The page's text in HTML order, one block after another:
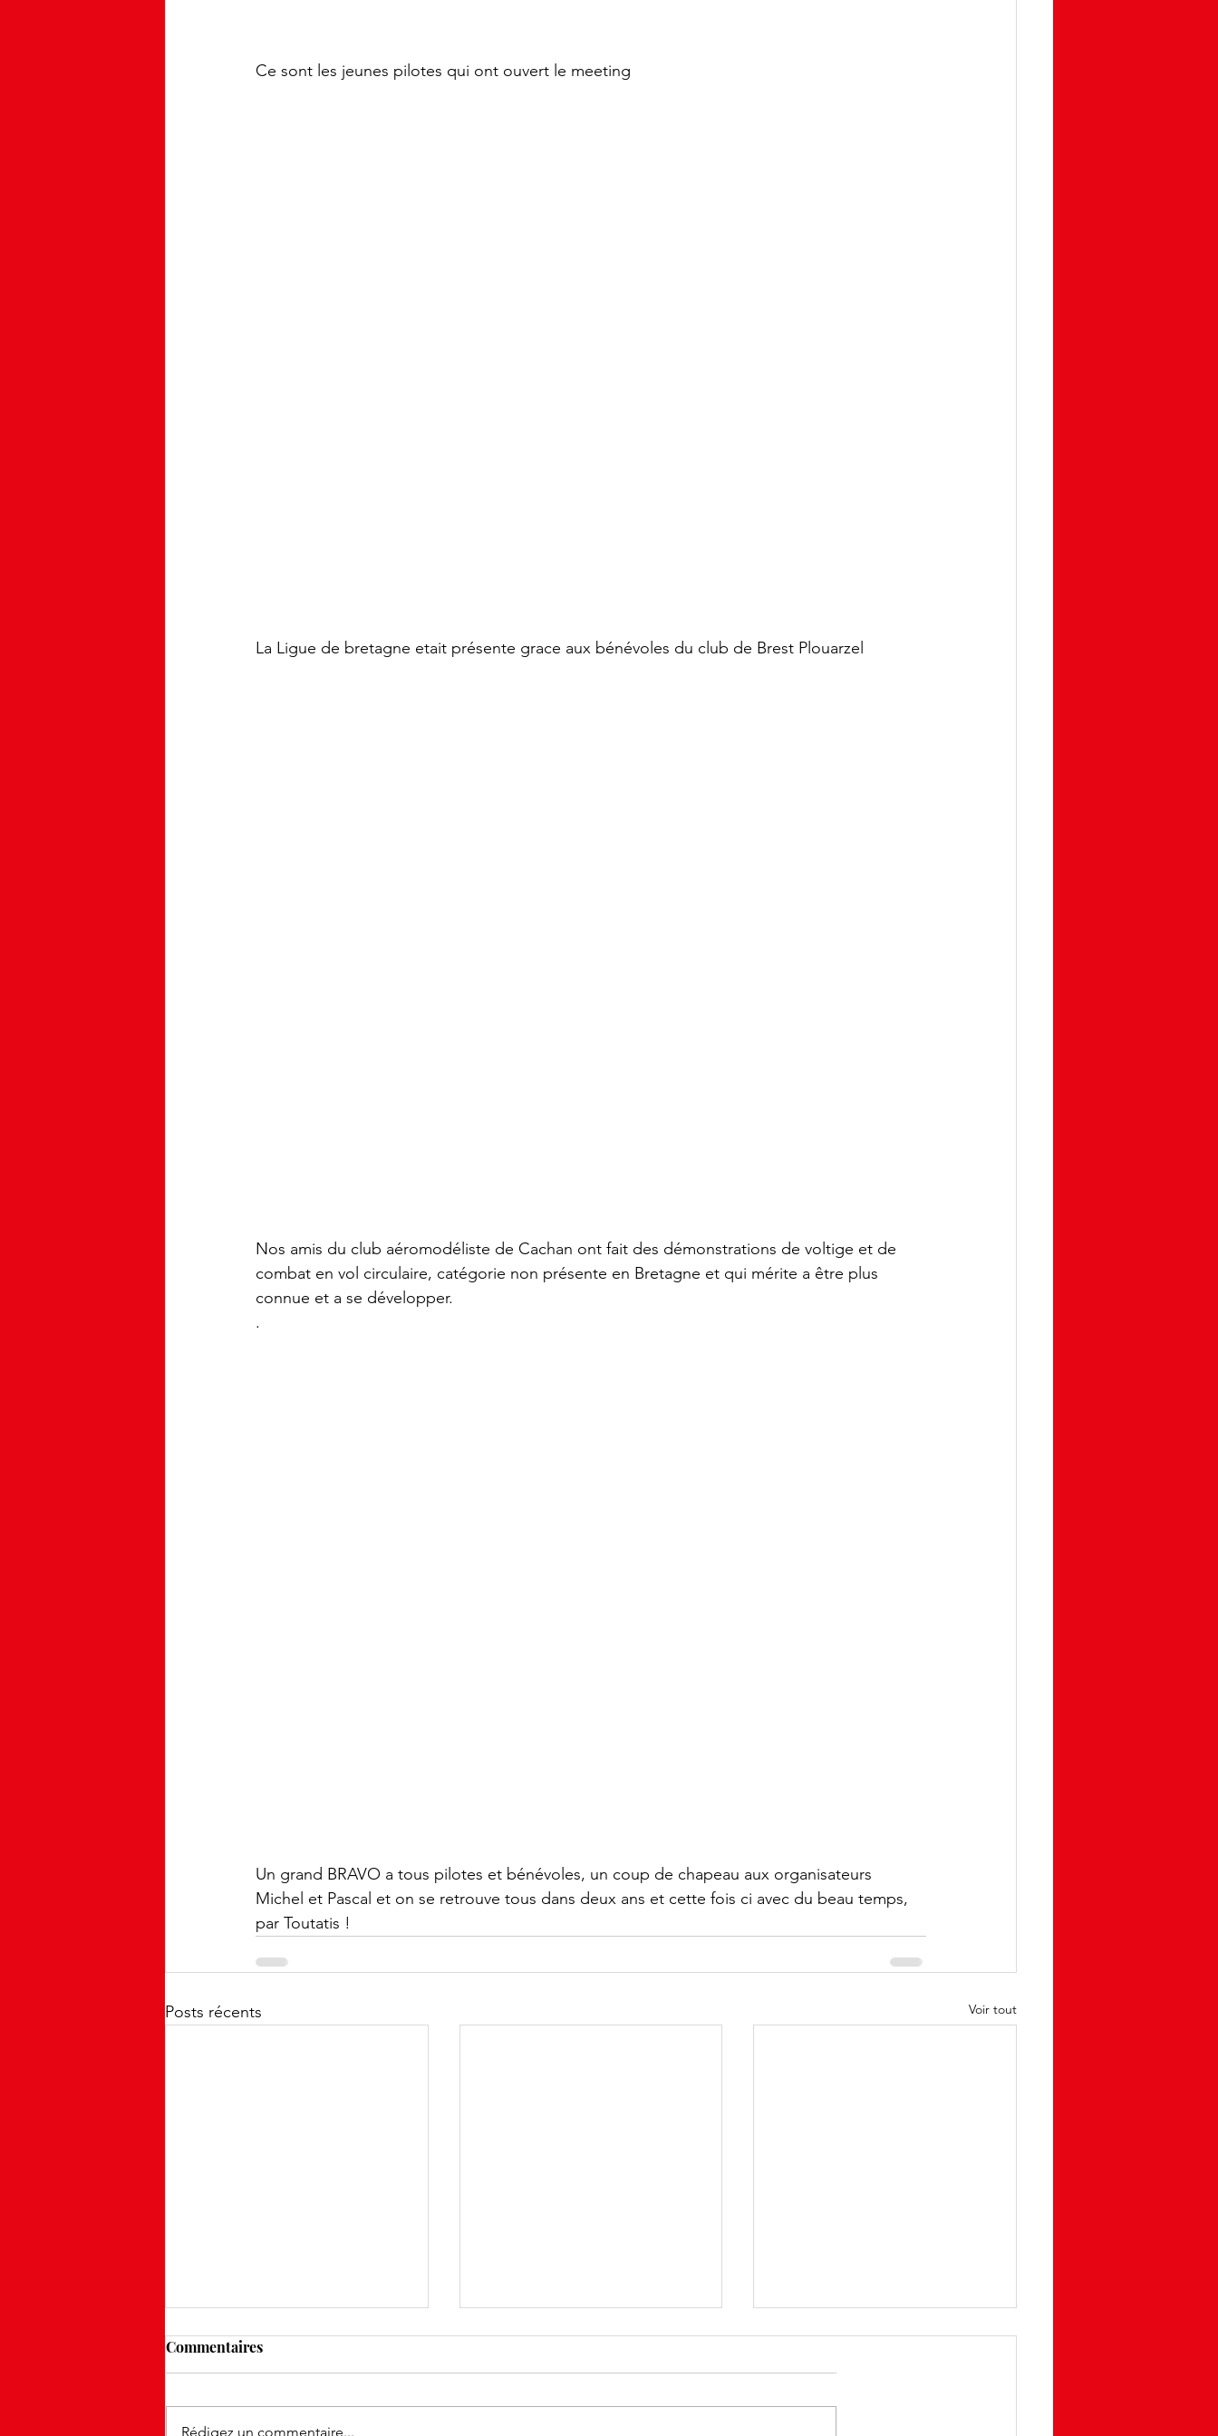
Ce sont les jeunes pilotes qui ont ouvert le meeting
La Ligue de bretagne etait présente grace aux bénévoles du club de Brest Plouarzel
Nos amis du club aéromodéliste de Cachan ont fait des démonstrations de voltige et de
combat en vol circulaire, catégorie non présente en Bretagne et qui mérite a être plus
connue et a se développer.
.
Un grand BRAVO a tous pilotes et bénévoles, un coup de chapeau aux organisateurs
Michel et Pascal et on se retrouve tous dans deux ans et cette fois ci avec du beau temps,
par Toutatis !
Posts récents Voir tout
Commentaires
Rédigez un commentaire...